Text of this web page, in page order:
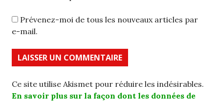
Prévenez-moi de tous les nouveaux articles par
e-mail.
Ce site utilise Akismet pour réduire les indésirables.
En savoir plus sur la façon dont les données de